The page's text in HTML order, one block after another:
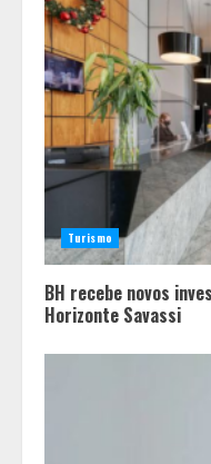
3
Turismo
BH recebe novos
Horizonte Savassi